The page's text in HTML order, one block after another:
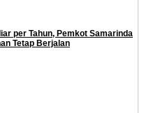
per Tahun, Pemkot Samarinda
Tetap Berjalan